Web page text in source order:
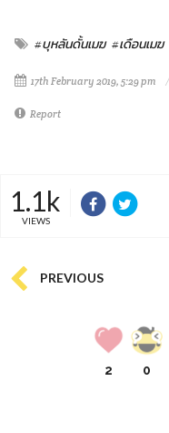
#บุหลันดั้นเมฆ #เดือนเมฆ
17th February 2019, 5:29 pm
Report
1.1k
VIEWS
PREVIOUS
2 0